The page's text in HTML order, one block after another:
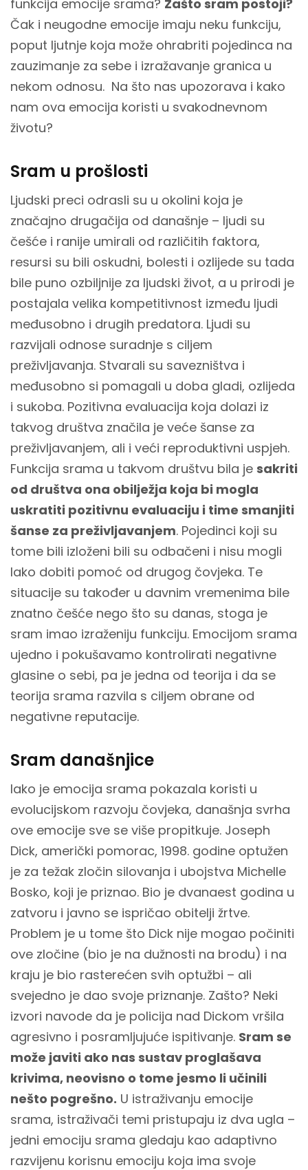
funkcija emocije srama? Zašto sram postoji?
Čak i neugodne emocije imaju neku funkciju,
poput ljutnje koja može ohrabriti pojedinca na
zauzimanje za sebe i izražavanje granica u
nekom odnosu. Na što nas upozorava i kako
nam ova emocija koristi u svakodnevnom
životu?
Sram u prošlosti
Ljudski preci odrasli su u okolini koja je
značajno drugačija od današnje – ljudi su
češće i ranije umirali od različitih faktora,
resursi su bili oskudni, bolesti i ozlijede su tada
bile puno ozbiljnije za ljudski život, a u prirodi je
postajala velika kompetitivnost između ljudi
međusobno i drugih predatora. Ljudi su
razvijali odnose suradnje s ciljem
preživljavanja. Stvarali su savezništva i
međusobno si pomagali u doba gladi, ozlijeda
i sukoba. Pozitivna evaluacija koja dolazi iz
takvog društva značila je veće šanse za
preživljavanjem, ali i veći reproduktivni uspjeh.
Funkcija srama u takvom društvu bila je sakriti
od društva ona obilježja koja bi mogla
uskratiti pozitivnu evaluaciju i time smanjiti
šanse za preživljavanjem. Pojedinci koji su
tome bili izloženi bili su odbačeni i nisu mogli
lako dobiti pomoć od drugog čovjeka. Te
situacije su također u davnim vremenima bile
znatno češće nego što su danas, stoga je
sram imao izraženiju funkciju. Emocijom srama
ujedno i pokušavamo kontrolirati negativne
glasine o sebi, pa je jedna od teorija i da se
teorija srama razvila s ciljem obrane od
negativne reputacije.
Sram današnjice
Iako je emocija srama pokazala koristi u
evolucijskom razvoju čovjeka, današnja svrha
ove emocije sve se više propitkuje. Joseph
Dick, američki pomorac, 1998. godine optužen
je za težak zločin silovanja i ubojstva Michelle
Bosko, koji je priznao. Bio je dvanaest godina u
zatvoru i javno se ispričao obitelji žrtve.
Problem je u tome što Dick nije mogao počiniti
ove zločine (bio je na dužnosti na brodu) i na
kraju je bio rasterećen svih optužbi – ali
svejedno je dao svoje priznanje. Zašto? Neki
izvori navode da je policija nad Dickom vršila
agresivno i posramljujuće ispitivanje. Sram se
može javiti ako nas sustav proglašava
krivima, neovisno o tome jesmo li učinili
nešto pogrešno. U istraživanju emocije
srama, istraživači temi pristupaju iz dva ugla –
jedni emociju srama gledaju kao adaptivno
razvijenu korisnu emociju koja ima svoje